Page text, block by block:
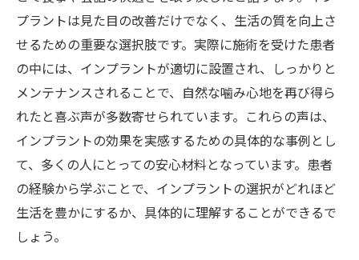
プラントは見た目の改善だけでなく、生活の質を向上さ
せるための重要な選択肢です。実際に施術を受けた患者
の中には、インプラントが適切に設置され、しっかりと
メンテナンスされることで、自然な噛み心地を再び得ら
れたと喜ぶ声が多数寄せられています。これらの声は、
インプラントの効果を実感するための具体的な事例とし
て、多くの人にとっての安心材料となっています。患者
の経験から学ぶことで、インプラントの選択がどれほど
生活を豊かにするか、具体的に理解することができるで
しょう。